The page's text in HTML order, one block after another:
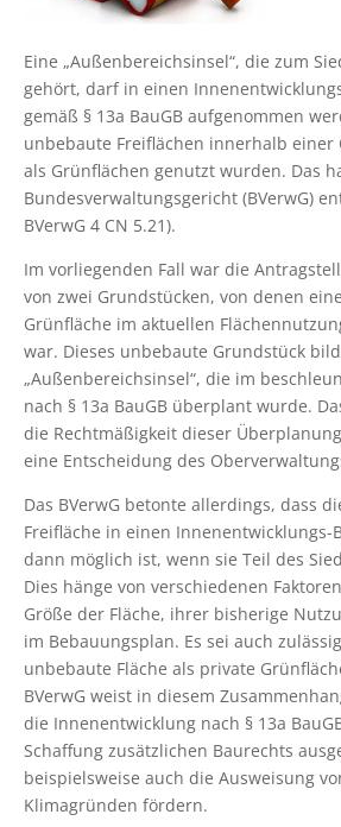
Eine „Außenbereichsinsel“, die zum
gehört, darf in einen
gemäß § 13a BauGB aufgenommen
unbebaute Freiflächen innerhalb einer
als Grünflächen genutzt wurden. Das
Bundesverwaltungsgericht (BVerwG)
BVerwG 4 CN 5.21).
Im vorliegenden Fall war die
von zwei Grundstücken, von denen
Grünfläche im aktuellen
war. Dieses unbebaute Grundstück
„Außenbereichsinsel“, die im
nach § 13a BauGB überplant wurde.
die Rechtmäßigkeit dieser
eine Entscheidung des
Das BVerwG betonte allerdings, dass
Freifläche in einen
dann möglich ist, wenn sie Teil des
Dies hänge von verschiedenen
Größe der Fläche, ihrer bisherige
im Bebauungsplan. Es sei auch
unbebaute Fläche als private
BVerwG weist in diesem
die Innenentwicklung nach § 13a
Schaffung zusätzlichen Baurechts
beispielsweise auch die Ausweisung
Klimagründen fördern.